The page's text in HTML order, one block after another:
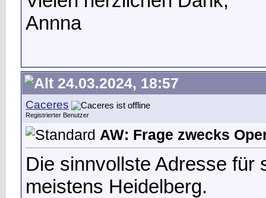
Annna
24.03.2024, 18:57
Caceres
Registrierter Benutzer
AW: Frage zwecks
Die sinnvollste Adresse für
meistens Heidelberg.